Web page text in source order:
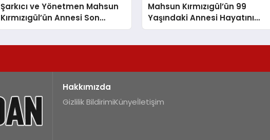
Şarkıcı ve Yönetmen Mahsun
Kırmızıgül’ün Annesi Son
Yolculuğuna Uğurlandı
Mahsun Kırmızıgül’ün 99
Yaşındaki Annesi Hayatını
Kaybetti
Hakkımızda
Gizlilik BildirimiKünyeİletişim